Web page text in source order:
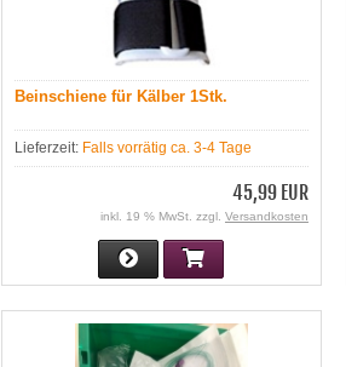
Beinschiene für Kälber 1Stk.
Lieferzeit: Falls vorrätig ca. 3-4 Tage
45,99 EUR
inkl. 19 % MwSt. zzgl. Versandkosten